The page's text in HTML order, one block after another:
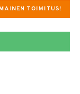
TOIMITUS!